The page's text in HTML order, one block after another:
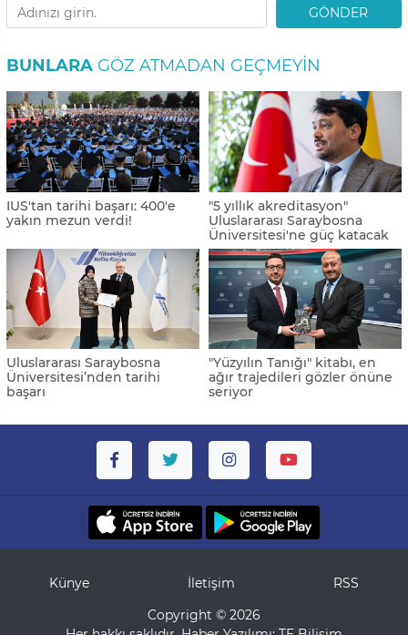
GÖNDER
BUNLARA GÖZ ATMADAN GEÇMEYIN
IUS'tan tarihi başarı: 400'e
yakın mezun verdi!
"5 yıllık akreditasyon"
Uluslararası Saraybosna
Üniversitesi'ne güç katacak
Uluslararası Saraybosna
Üniversitesi’nden tarihi
başarı
"Yüzyılın Tanığı" kitabı, en
ağır trajedileri gözler önüne
seriyor
Künye İletişim
RSS
Copyright © 2026